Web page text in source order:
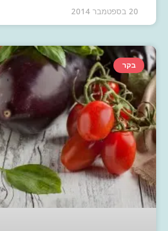
20 בספטמבר 2014
בקר